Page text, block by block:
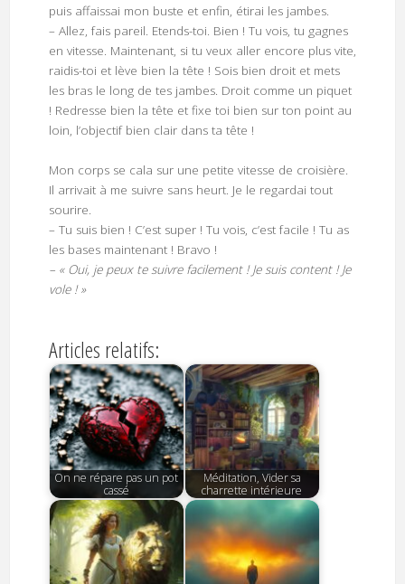
puis affaissai mon buste et enfin, étirai les jambes.
– Allez, fais pareil. Etends-toi. Bien ! Tu vois, tu gagnes
en vitesse. Maintenant, si tu veux aller encore plus vite,
raidis-toi et lève bien la tête ! Sois bien droit et mets
les bras le long de tes jambes. Droit comme un piquet
! Redresse bien la tête et fixe toi bien sur ton point au
loin, l’objectif bien clair dans ta tête !
Mon corps se cala sur une petite vitesse de croisière.
Il arrivait à me suivre sans heurt. Je le regardai tout
sourire.
– Tu suis bien ! C’est super ! Tu vois, c’est facile ! Tu as
les bases maintenant ! Bravo !
– « Oui, je peux te suivre facilement ! Je suis content ! Je
vole ! »
Articles relatifs:
On ne répare pas un pot
cassé
Méditation, Vider sa
charrette intérieure